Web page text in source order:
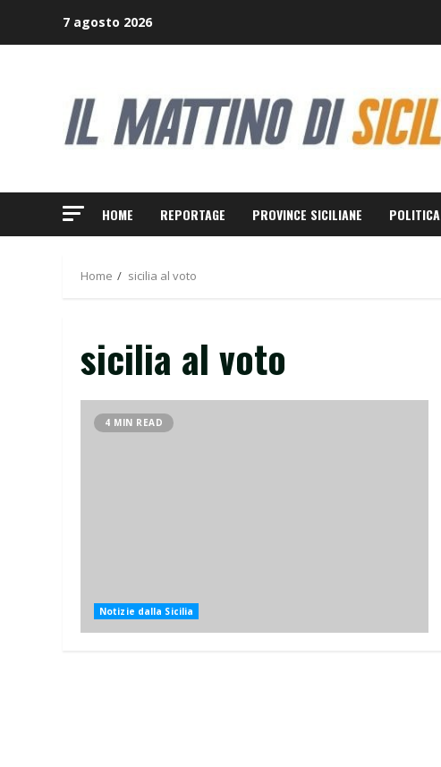
7 agosto 2026
HOME REPORTAGE PROVINCE SICILIANE POLITICA
Home sicilia al voto
sicilia al voto
4 MIN READ
Notizie dalla Sicilia